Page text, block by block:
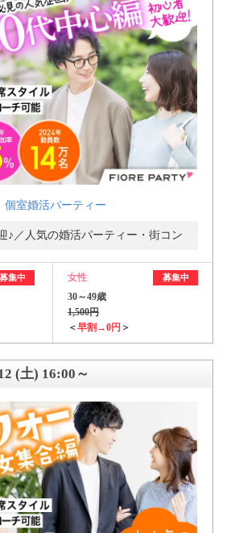
個室婚活パーティー
♪／人気の婚活パーティー・街コン
募集中 女性 募集中
30～49歳
1,500円
＜早割→0円 ＞
(土) 16:00～